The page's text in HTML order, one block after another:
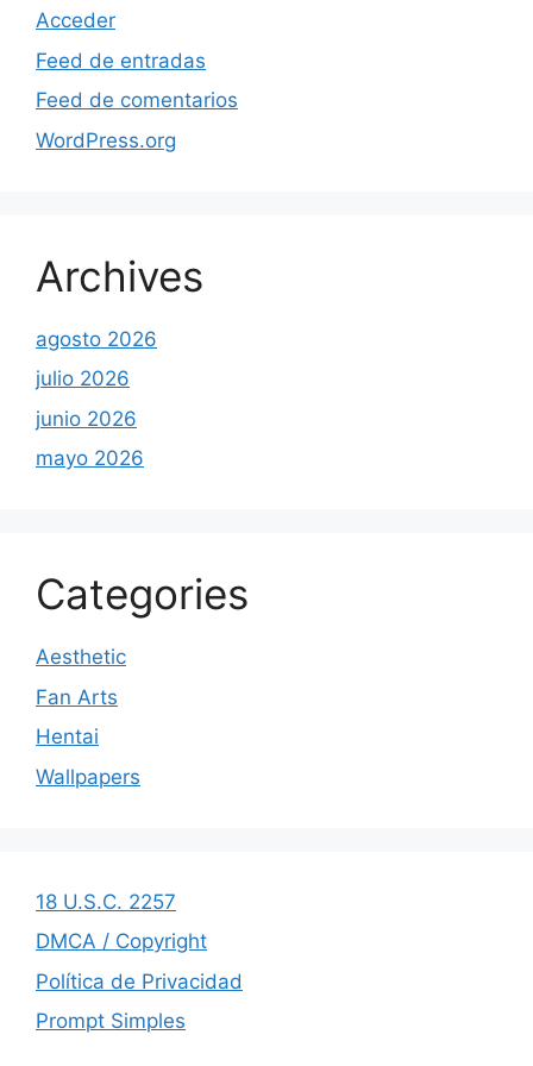
Acceder
Feed de entradas
Feed de comentarios
WordPress.org
Archives
agosto 2026
julio 2026
junio 2026
mayo 2026
Categories
Aesthetic
Fan Arts
Hentai
Wallpapers
18 U.S.C. 2257
DMCA / Copyright
Política de Privacidad
Prompt Simples